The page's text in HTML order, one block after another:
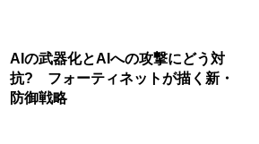
AIの武器化とAIへの攻撃にどう対
抗? フォーティネットが描く新・
防御戦略